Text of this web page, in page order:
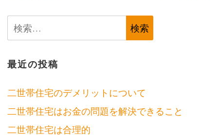
ゲ
ー
シ
ョ
ン
検
索:
最近の投稿
二世帯住宅のデメリットについて
二世帯住宅はお金の問題を解決できること
二世帯住宅は合理的